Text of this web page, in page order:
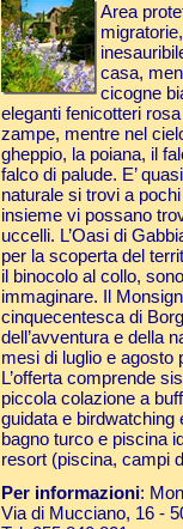
Area
migratorie,
casa,
cicogne
eleganti fenicotteri
zampe, mentre nel
gheppio, la poiana, il
falco di palude. E’
naturale si trovi a
insieme vi possano
uccelli. L’Oasi di
per la scoperta del
il binocolo al collo,
immaginare. Il
cinquecentesca di
dell’avventura e della
mesi di luglio e agosto
L’offerta comprende
piccola colazione a
guidata e birdwatching
bagno turco e piscina
resort (piscina, campi
Per informazioni:
Via di Mucciano, 16 -